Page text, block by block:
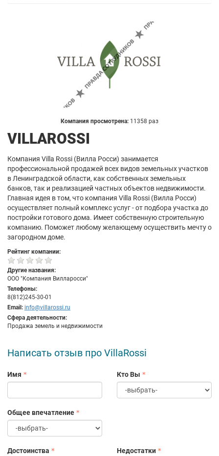
Компания просмотрена: 11358 раз
VILLAROSSI
Компания Villa Rossi (Вилла Росси) занимается
профессиональной продажей всех видов земельных участков
в Ленинградской области, как собственных земельных
банков, так и реализацией частных объектов недвижимости.
Главная идея в том, что компания Villa Rossi (Вилла Росси)
осуществляет полный комплекс услуг - от подбора участка до
постройки готового дома. Имеет собственную строительную
компанию. Поможет любому желающему осуществить мечту о
загородном доме.
Рейтинг компании:
Другие названия:
ООО "Компания Вилларосси"
Телефоны:
8(812)245-30-01
Email: info@villarossi.ru
Сфера деятельности:
Продажа земель и недвижимости
Написать отзыв про VillaRossi
Имя Кто Вы
Общее впечатление
Достоинства Недостатки